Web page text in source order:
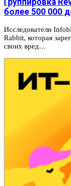
Группировка
более 500 000
Исследователи
Rabbit, которая
своих вред…